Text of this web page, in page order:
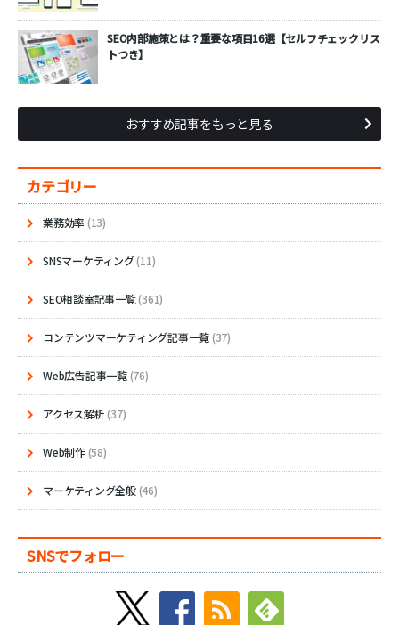
SEO内部施策とは？重要な項目16選【セルフチェックリス
トつき】
おすすめ記事をもっと見る
カテゴリー
業務効率 (13)
SNSマーケティング(11)
SEO相談室記事一覧(361)
コンテンツマーケティング記事一覧(37)
Web広告記事一覧(76)
アクセス解析(37)
Web制作(58)
マーケティング全般(46)
SNSでフォロー